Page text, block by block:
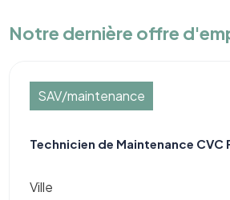
Notre dernière offre
SAV/maintenance
Technicien de Maintenance CVC
Ville